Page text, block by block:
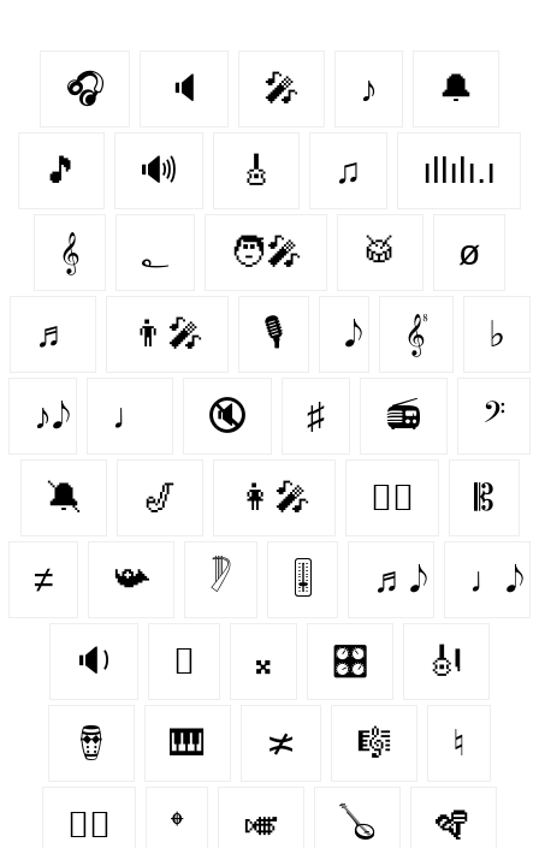
🎧 🔈 🎤 ♪ 🔔
🎵 🔊 🎸 ♫ ıllılı.ı
𝄞 ؂ 🧑‍🎤 🥁 ø
♬ 👨‍🎤 🎙 𝄟 ♭
♪𝅘𝅥𝅮 ♩ 🔇 ♯ 📻 𝄢
🔕 🎷 👩‍🎤 👯‍♂️ 𝄡
≠ 📯 𓏢 🎚 ♬𝅘𝅥𝅮 ♩𝅘𝅥𝅮
🔉 🪉 𝄪 🎛 🎻
🪘 🎹 ≭ 🎼 ♮
👯‍♀️ 𝄌 🎺 🪕 🪇